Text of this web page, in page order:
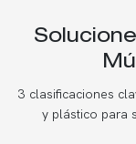
3 clasificaciones
y plástico para